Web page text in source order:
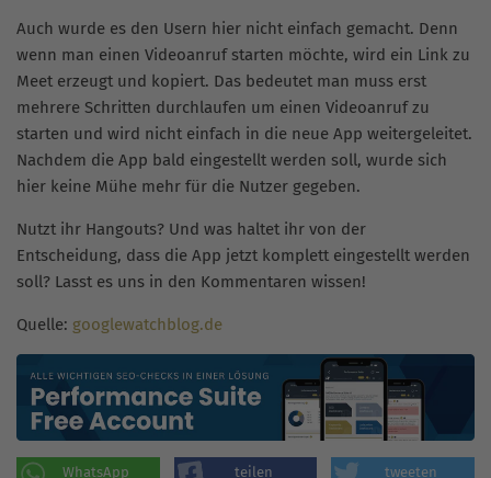
Auch wurde es den Usern hier nicht einfach gemacht. Denn
wenn man einen Videoanruf starten möchte, wird ein Link zu
Meet erzeugt und kopiert. Das bedeutet man muss erst
mehrere Schritten durchlaufen um einen Videoanruf zu
starten und wird nicht einfach in die neue App weitergeleitet.
Nachdem die App bald eingestellt werden soll, wurde sich
hier keine Mühe mehr für die Nutzer gegeben.
Nutzt ihr Hangouts? Und was haltet ihr von der
Entscheidung, dass die App jetzt komplett eingestellt werden
soll? Lasst es uns in den Kommentaren wissen!
Quelle: googlewatchblog.de
WhatsApp teilen tweeten